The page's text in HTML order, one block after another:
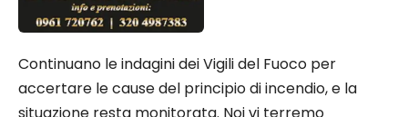
Continuano le indagini dei Vigili del Fuoco per
accertare le cause del principio di incendio, e la